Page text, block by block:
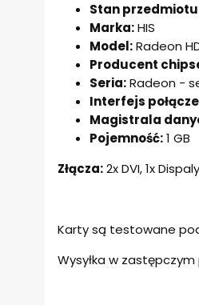
Stan
Marka:HIS
Model:Radeon
Producent
Seria:Radeon -
Interfejs
Magistrala
Pojemność:1 GB
Złącza:2x DVI, 1x
Karty są testowane
Wysyłka w zastępczym